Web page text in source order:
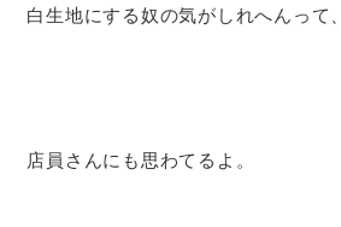
白生地にする奴の気がしれへんって、
店員さんにも思わてるよ。